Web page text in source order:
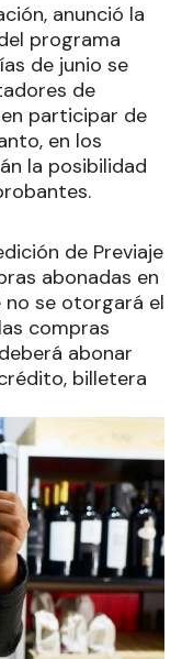
anunció la
programa
de junio se
de
participar de
en los
la posibilidad
de Previaje
abonadas en
no se otorgará el
compras
abonar
billetera